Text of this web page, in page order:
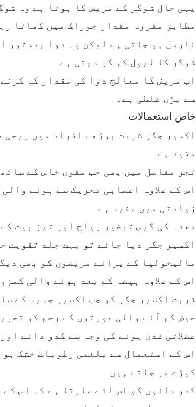
یہی حال شوگر کے مریض کا ہوتا ہے وہ
مطابق مقررہ مقدار خوراک میں کھاتا
نارمل ہو جاتی ہے لیکن وہ دوا بدستور
شوگر کا لیول کم کر دیتی ہے
اب مریض کا معالج دوا کی مقدار کم
سے بڑی غلطی ہے۔
خاص استعمالات
اکسیر جگر شربت بوڑھے افراد میں
مفید ہے
تجر مفاصل میں بھی حب مقوی خاص کے
اس کے علاوہ اعصابی تحریک سے ہونے
زیادتی میں مفید ہے
معدہ کی گیس تبخیر ریاح اور تیز بیت
اکسیر جگر دیا جائے تو بہت جلد تقویت
مالیخولیا کے پرانے مریضوں کو بھی
اس کے علاوہ ہیضہ کے بعد ہونے والی
شربت اکسیر جگر کو جب اکسیر جدید کے
حیض کم آنے والی عورتوں کے رحم کو
عضلاتی غدی ہونے کی وجہ سے کدو دانے
اس کے استعمال سے بلغمی رطوبات خشک
کیڑے مر جاتے ہیں
کدو دانوں کو اس لئے مارتا ہے کہ اس